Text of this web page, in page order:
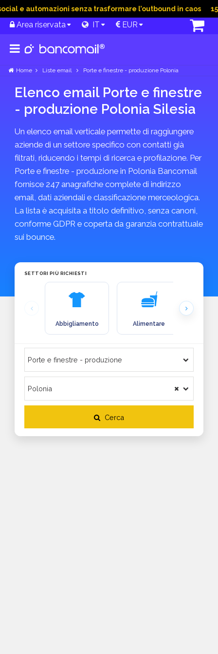
e automazioni senza trasformare l’outbound in caos 15
Area riservata IT EUR
Home Liste email Porte e finestre - produzione Polonia
Elenco email Porte e finestre
- produzione Polonia Silesia
Un elenco email verticale permette di raggiungere
aziende di un settore specifico con contatti già
filtrati, riducendo i tempi di ricerca e profilazione. Per
Porte e finestre - produzione in Polonia Bancomail
fornisce 247 anagrafiche complete di indirizzo
email, dati aziendali e classificazione merceologica.
La lista è acquisita a titolo definitivo, senza canoni,
conforme GDPR e coperta da garanzia contrattuale
sui bounce.
SETTORI PIÙ RICHIESTI
Abbigliamento Alimentare
Cerca